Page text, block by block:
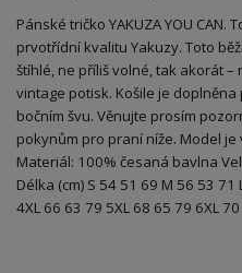
Pánské tričko YAKUZA YOU
prvotřídní kvalitu Yakuzy. Toto
štíhlé, ne příliš volné, tak akorát
vintage potisk. Košile je
bočním švu. Věnujte prosím
pokynům pro praní níže. Model je
Materiál: 100% česaná bavlna
Délka (cm) S 54 51 69 M 56 53
4XL 66 63 79 5XL 68 65 79 6XL